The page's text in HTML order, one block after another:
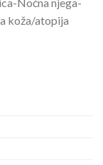
koža/atopija